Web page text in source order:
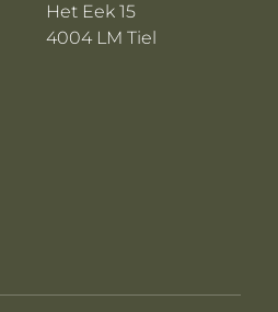
Het Eek 15
4004 LM Tiel